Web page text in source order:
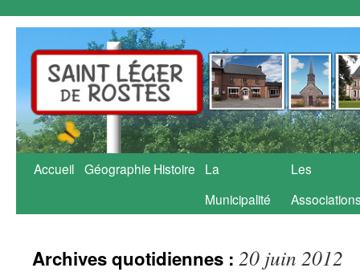
Aller
Accueil Géographie Histoire
La
Municipalité
Les
Archives quotidiennes : 20 juin 2012